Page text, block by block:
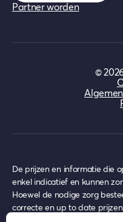
Partner worden
©
De prijzen en informatie die
enkel indicatief en kunnen
Hoewel de nodige zorg
correcte en up to date